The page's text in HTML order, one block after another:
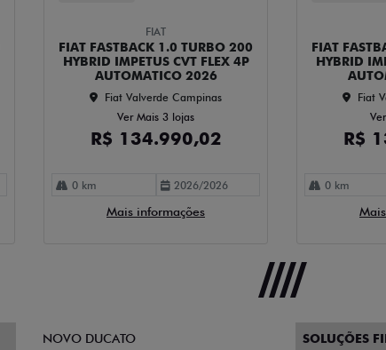
FIAT
FIAT FASTBACK 1.0 TURBO 200
HYBRID IMPETUS CVT FLEX 4P
AUTOMATICO 2026
Fiat Valverde Campinas
Ver Mais 3 lojas
R$ 134.990,02
0 km 2026/2026
Mais informações
FIAT
HYBRID
Fiat
R$
0 km
NOVO DUCATO SOLUÇÕES